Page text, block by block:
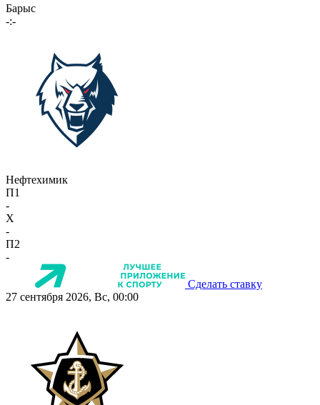
Барыс
-:-
Нефтехимик
П1
-
X
-
П2
-
Сделать ставку
27 сентября 2026, Вс, 00:00